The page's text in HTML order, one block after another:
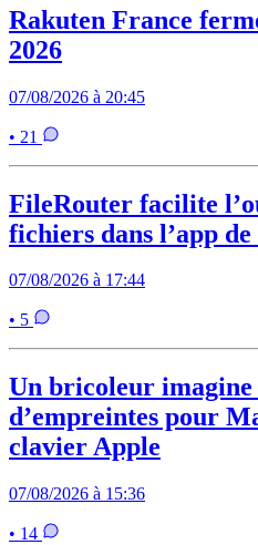
Rakuten France
2026
07/08/2026 à 20:45
• 21
FileRouter facilite
fichiers dans l’app
07/08/2026 à 17:44
• 5
Un bricoleur
d’empreintes pour
clavier Apple
07/08/2026 à 15:36
• 14